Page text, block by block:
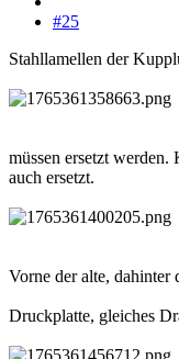
#25
Stahllamellen der
müssen ersetzt
auch ersetzt.
Vorne der alte, dahinter
Druckplatte, gleiches